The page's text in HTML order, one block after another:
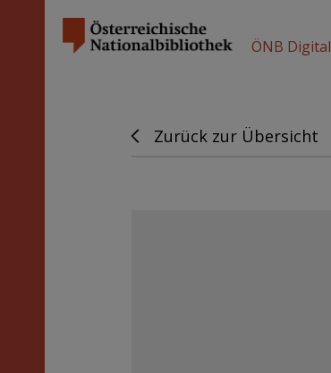
ÖNB Digital
Zurück zur Übersicht